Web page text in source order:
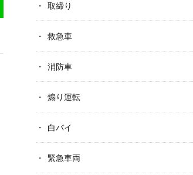
取締り
救急車
消防車
煽り運転
白バイ
緊急車両